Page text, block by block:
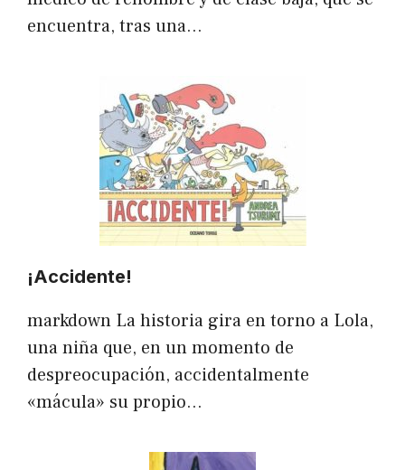
encuentra, tras una…
¡Accidente!
markdown La historia gira en torno a Lola,
una niña que, en un momento de
despreocupación, accidentalmente
«mácula» su propio…